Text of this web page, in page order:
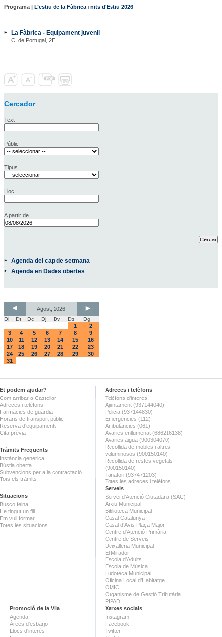
Programa | L’estiu de la Fàbricai nits d'Estiu 2026
La Fàbrica - Equipament juvenil
C. de Portugal, 2E
Cercador
Text
Públic
Tipus
Lloc
A partir de
Agenda del cap de setmana
Agenda en Dades obertes
Agost, 2026
Dl
Dt Dc Dj Dv Ds
Dg
1
2
3
4 5 6 7 8
9
10
11 12 13 14 15
16
17
18 19 20 21 22
23
24
25 26 27 28 29
30
31
Et podem ajudar?
Com arribar a Castellar
Adreces i telèfons
Farmàcies de guàrdia
Horaris de transport públic
Reserva d'equipaments
Cita prèvia
Tràmits Freqüents
Instància genèrica
Bústia oberta
Subvencions per a la contractació
Tots els tràmits
Situacions
Busco feina
He tingut un fill
Em vull formar
Totes les situacions
Adreces i telèfons
Telèfons d'interès
Ajuntament (937144040)
Policia (937144830)
Emergències (112)
Ambulàncies (061)
Avaries enllumenat (686216138)
Avaries aigua (900304070)
Recollida de mobles i altres
voluminosos (900150140)
Recollida de restes vegetals
(900150140)
Tanatori (937471203)
Totes les adreces i telèfons
Serveis
Servei d'Atenció Ciutadana (SAC)
Arxiu Municipal
Biblioteca Municipal
Casal Catalunya
Casal d'Avis Plaça Major
Centre d'Atenció Primària
Centre de Serveis
Deixalleria Municipal
El Mirador
Escola d'Adults
Escola de Música
Ludoteca Municipal
Oficina Local d'Habitatge
OMIC
Organisme de Gestió Tributària
PIPAD
Promoció de la Vila
Agenda
Àrees d'esbarjo
Llocs d'interès
Xarxes socials
Instagram
Facebook
Twitter